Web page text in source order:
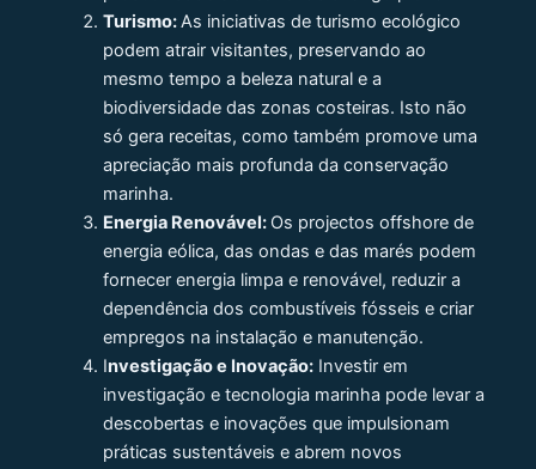
Turismo:As iniciativas de turismo ecológico
podem atrair visitantes, preservando ao
mesmo tempo a beleza natural e a
biodiversidade das zonas costeiras. Isto não
só gera receitas, como também promove uma
apreciação mais profunda da conservação
marinha.
Energia Renovável: Os projectos offshore de
energia eólica, das ondas e das marés podem
fornecer energia limpa e renovável, reduzir a
dependência dos combustíveis fósseis e criar
empregos na instalação e manutenção.
Investigação e Inovação: Investir em
investigação e tecnologia marinha pode levar a
descobertas e inovações que impulsionam
práticas sustentáveis ​​e abrem novos